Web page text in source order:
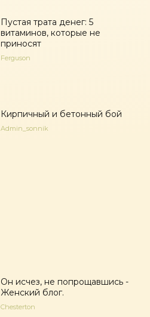
Пустая трата денег: 5
витаминов, которые не
приносят
Ferguson
Кирпичный и бетонный бой
Admin_sonnik
Он исчез, не попрощавшись -
Женский блог.
Chesterton